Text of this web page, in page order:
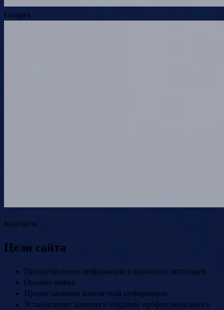
Галерея
Контакты
Цели сайта
Предоставление информации о вариантах коттеджей
Онлайн-заявка
Предоставление контактной информации
Установление доверия и создание профессионального